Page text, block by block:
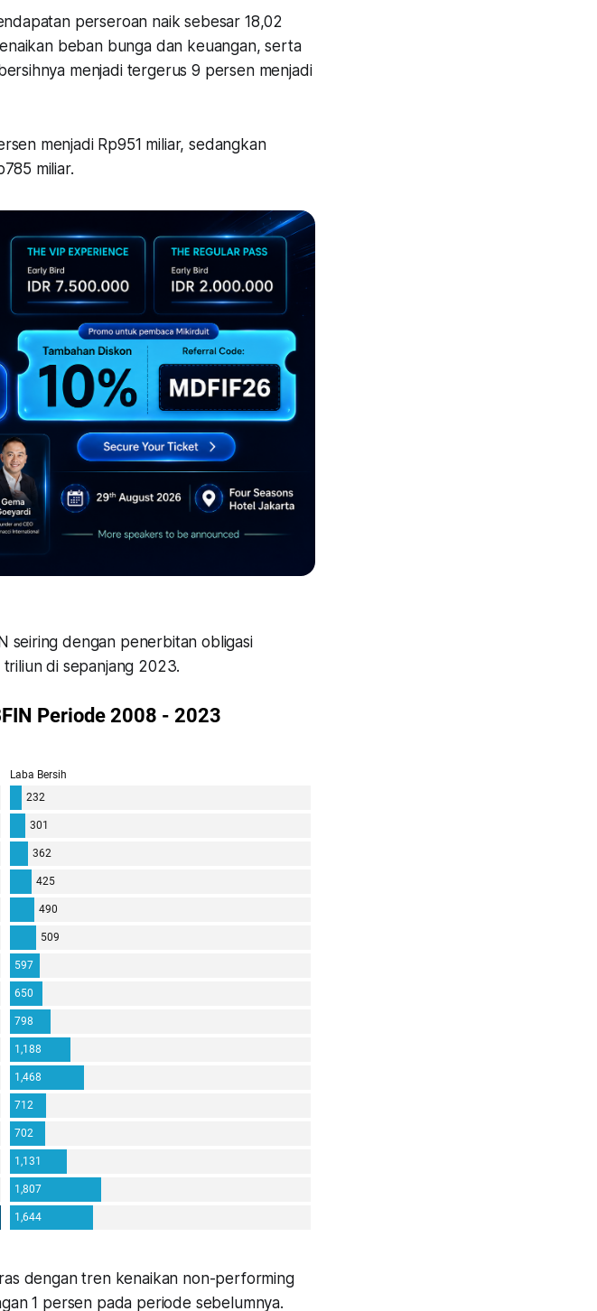
perseroan naik sebesar 18,02
beban bunga dan keuangan, serta
menjadi tergerus 9 persen menjadi
menjadi Rp951 miliar, sedangkan
miliar.
seiring dengan penerbitan obligasi
di sepanjang 2023.
dengan tren kenaikan non-performing
1 persen pada periode sebelumnya.